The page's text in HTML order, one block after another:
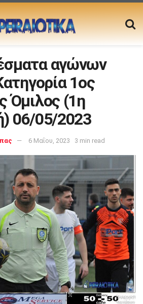
αγώνων
1ος
Όμιλος (1η
06/05/2023
6 Μαΐου, 2023 3 min read